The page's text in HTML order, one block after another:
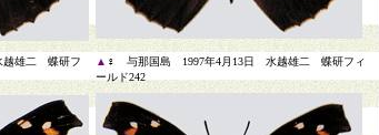
雄二 蝶研フ
▲ ♀ 与那国島 1997年4月13日 水越雄二 蝶研フィ
ールド242